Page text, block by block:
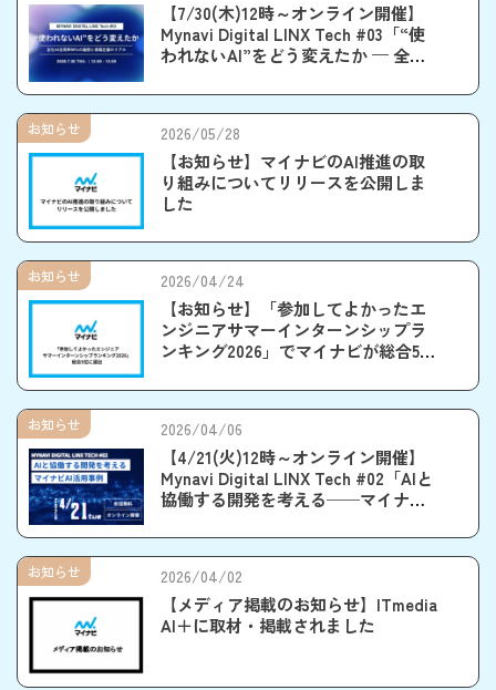
【7/30(木)12時～オンライン開催】
Mynavi Digital LINX Tech #03「“使
われないAI”をどう変えたか — 全社
アル」
2026/05/28
【お知らせ】マイナビのAI推進の取
り組みについてリリースを公開しま
した
お知らせ
2026/04/24
【お知らせ】「参加してよかったエ
ンジニアサマーインターンシップラ
ンキング2026」でマイナビが総合5位
お知らせ
2026/04/06
【4/21(火)12時～オンライン開催】
Mynavi Digital LINX Tech #02「AIと
協働する開発を考える──マイナビ
お知らせ
2026/04/02
【メディア掲載のお知らせ】ITmedia
AI＋に取材・掲載されました
お知らせ